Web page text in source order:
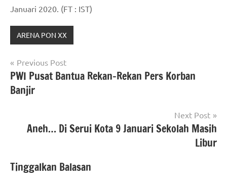
Januari 2020. (FT : IST)
ARENA PON XX
Navigasi
pos
Previous Post
PWI Pusat Bantua Rekan-Rekan Pers Korban
Banjir
Next Post
Aneh… Di Serui Kota 9 Januari Sekolah Masih
Libur
Tinggalkan Balasan